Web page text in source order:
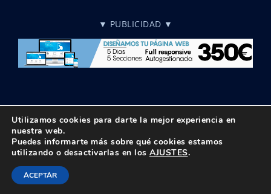
▼ PUBLICIDAD ▼
© Copyright 2018 - 2026 UPTA | Todos los derechos reservados
|Política de privacidad|Aviso Legal
Utilizamos cookies para darte la mejor experiencia en
nuestra web.
Puedes informarte más sobre qué cookies estamos
utilizando o desactivarlas en los AJUSTES.
ACEPTAR